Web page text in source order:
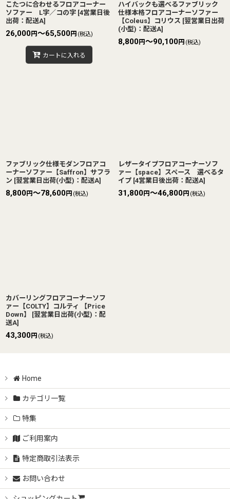
こたつに合わせるフロアコーナー
ソファー L字／コの字 [4営業日後
出荷：配送A]
26,000円～65,500円 (税込)
カートに入れる
ハイバックも選べるファブリック
仕様本格フロアコーナーソファー
【Coleus】コリウス [翌営業日出荷
(小型)：配送A]
8,800円～90,100円 (税込)
ファブリック仕様モダンフロアコ
ーナーソファー【Saffron】サフラ
ン [翌営業日出荷(小型)：配送A]
8,800円～78,600円 (税込)
レザータイプフロアコーナーソフ
ァー【space】スペース 選べるタ
イプ [4営業日後出荷：配送A]
31,800円～46,800円 (税込)
カバーリングフロアコーナーソフ
ァー【COLTY】コルティ 【Price
Down】
[翌営業日出荷(小型)：配
送A]
43,300円 (税込)
Home
カテゴリ一覧
特集
ご利用案内
特定商取引法表示
お問い合わせ